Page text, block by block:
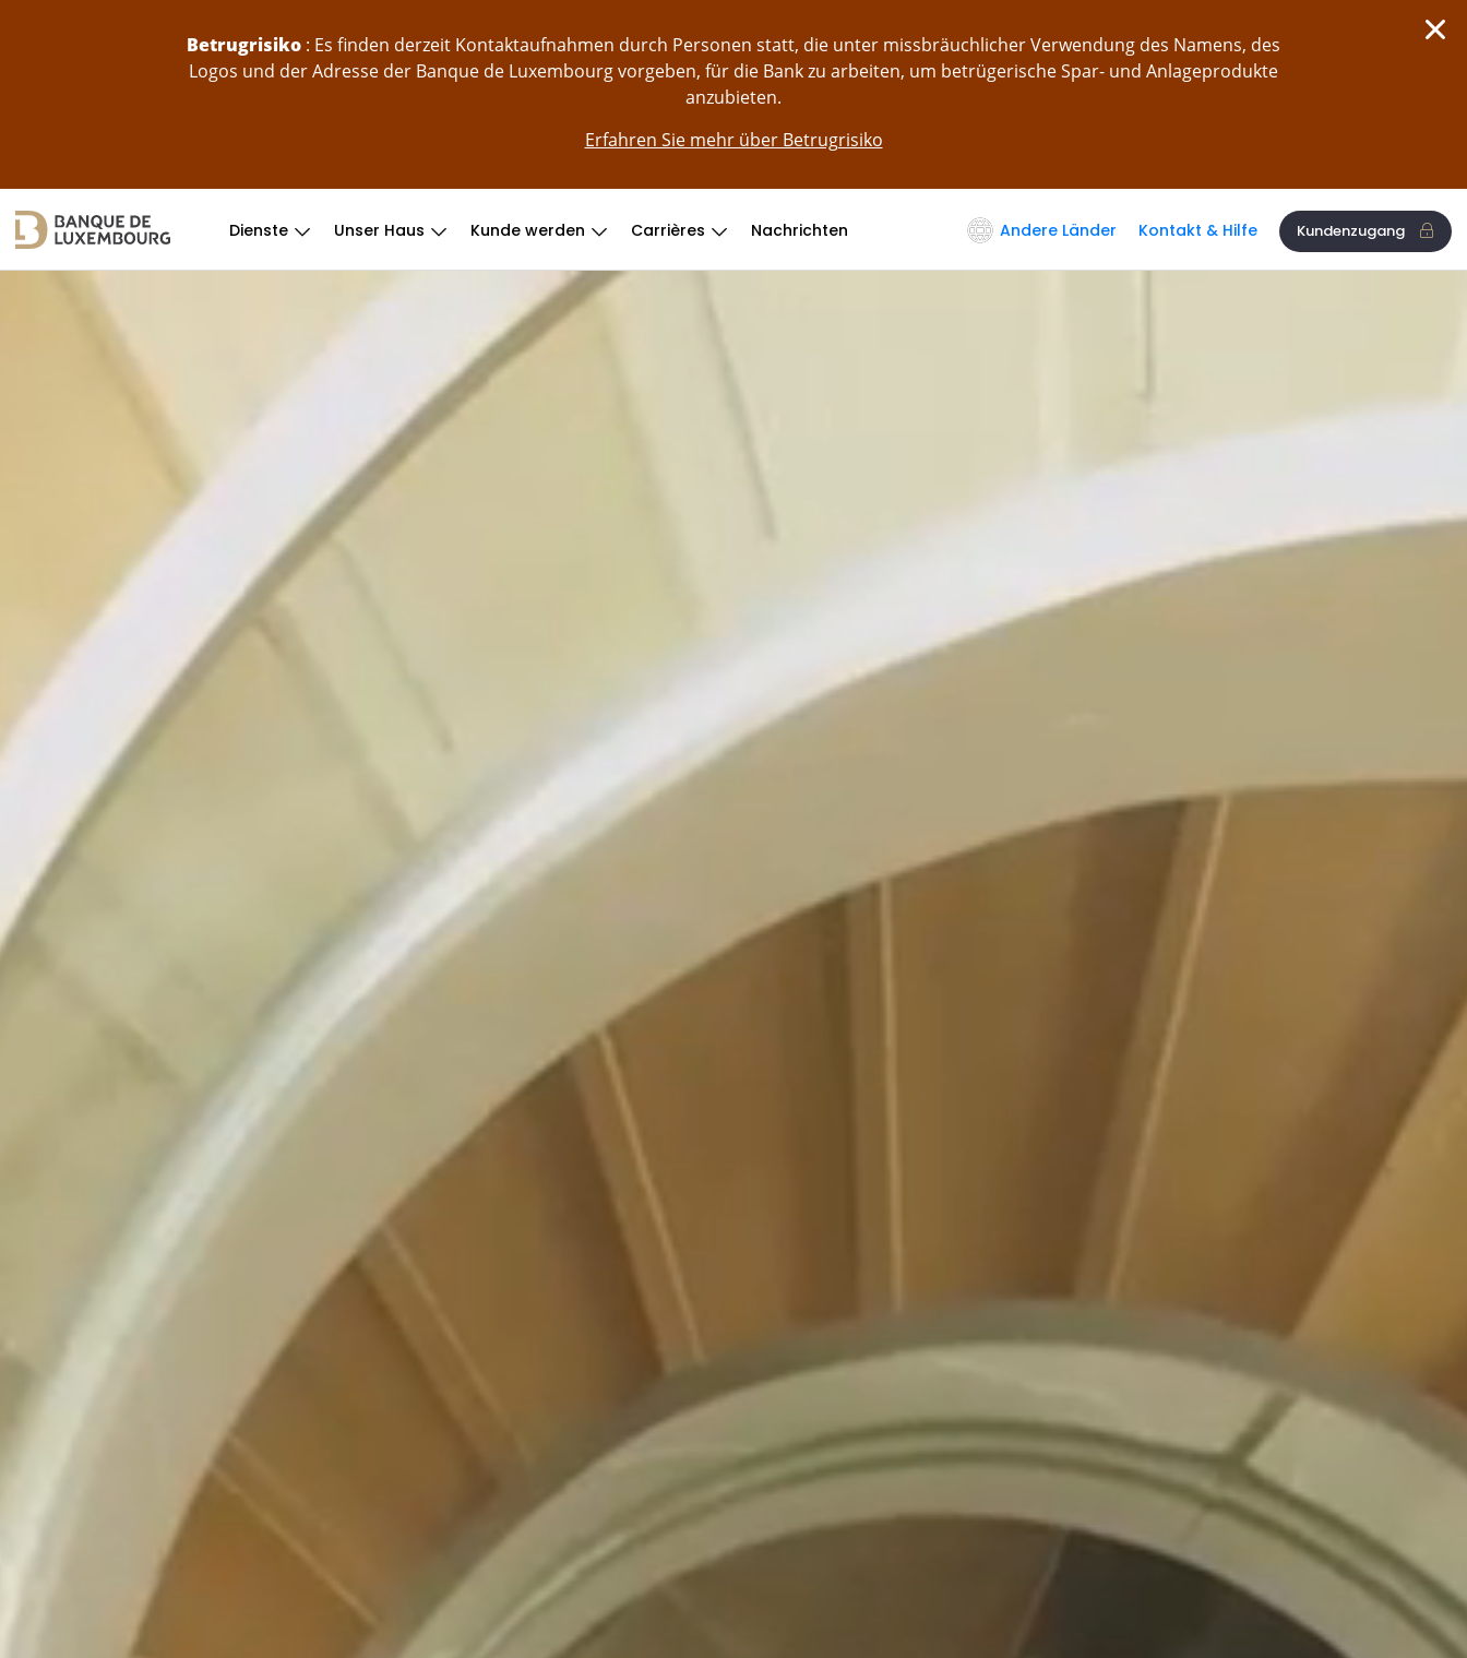
Betrugrisiko : Es finden derzeit Kontaktaufnahmen durch Personen statt, die unter missbräuchlicher Verwendung des Namens, des
Logos und der Adresse der Banque de Luxembourg vorgeben, für die Bank zu arbeiten, um betrügerische Spar- und Anlageprodukte
anzubieten.
Erfahren Sie mehr über Betrugrisiko
Dienste Unser Haus Kunde werden Carrières Nachrichten Andere Länder Kontakt & Hilfe Kundenzugang